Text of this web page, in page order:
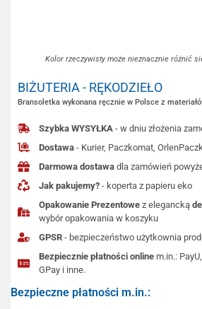
Kolor rzeczywisty może nieznacznie różnić
BIŻUTERIA - RĘKODZIEŁO
Bransoletka wykonana ręcznie w Polsce z
Szybka WYSYŁKA - w dniu złożenia
Dostawa - Kurier, Paczkomat,
Darmowa dostawa dla zamówień
Jak pakujemy? - koperta z papieru eko
Opakowanie Prezentowe z elegancką
wybór opakowania w koszyku
GPSR - bezpieczeństwo użytkownia
Bezpiecznie płatności online m.in.:
GPay i inne.
Bezpieczne płatności m.in.: